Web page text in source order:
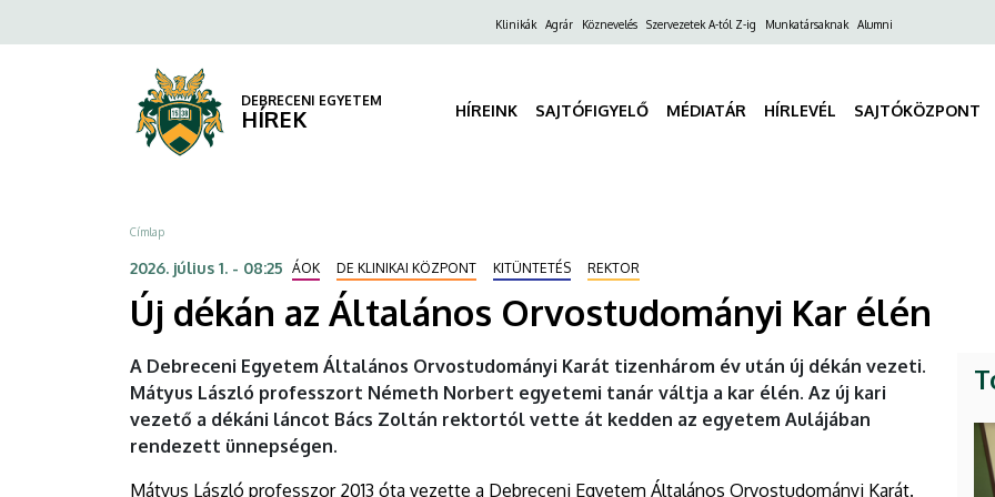
Általános
DEBRECENI
EGYETEM
a
FelsőKlinikák Agrár Köznevelés Szervezetek A-tól Z-ig Munkatársaknak Alumni
DEBRECENI EGYETEM
HÍREK HÍREINK SAJTÓFIGYELŐ MÉDIATÁR HÍRLEVÉL SAJTÓKÖZPONT
Morzsa
Címlap
2026. július 1. - 08:25 ÁOK DE KLINIKAI KÖZPONT KITÜNTETÉS REKTOR
Új dékán az Általános Orvostudományi Kar élén
A Debreceni Egyetem Általános Orvostudományi Karát tizenhárom év után új dékán vezeti.
Mátyus László professzort Németh Norbert egyetemi tanár váltja a kar élén. Az új kari
vezető a dékáni láncot Bács Zoltán rektortól vette át kedden az egyetem Aulájában
rendezett ünnepségen.
Mátyus László professzor 2013 óta vezette a Debreceni Egyetem Általános Orvostudományi Karát.